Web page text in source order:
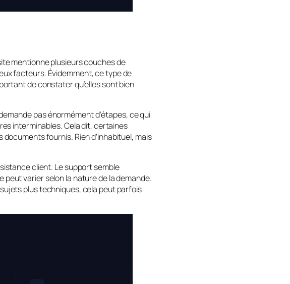
mentionne plusieurs couches de
facteurs. Évidemment, ce type de
de constater qu’elles sont bien
pas énormément d’étapes, ce qui
interminables. Cela dit, certaines
fournis. Rien d’inhabituel, mais
client. Le support semble
varier selon la nature de la demande.
plus techniques, cela peut parfois